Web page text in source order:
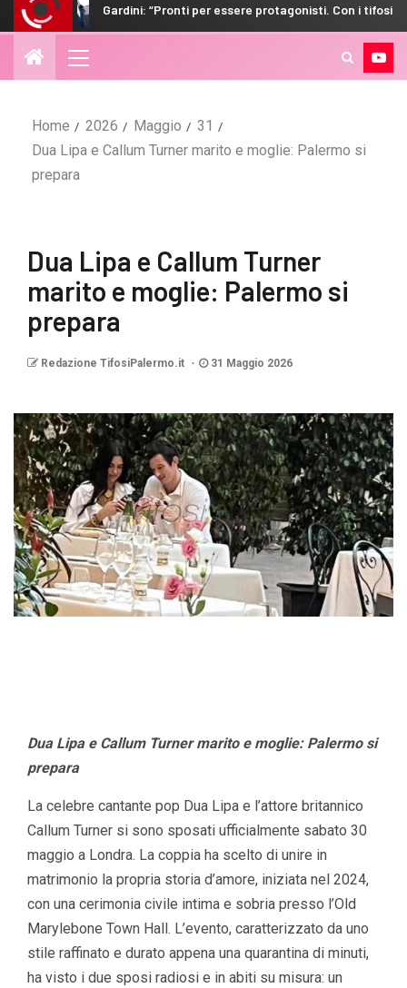
Gardini: “Pronti per essere protagonisti. Con i tifosi nulla è
Home 2026 Maggio
31
Dua Lipa e Callum Turner marito e moglie: Palermo si
prepara
Dua Lipa e Callum Turner
marito e moglie: Palermo si
prepara
Redazione TifosiPalermo.it 31 Maggio 2026
Dua Lipa e Callum Turner marito e moglie: Palermo si
prepara
La celebre cantante pop Dua Lipa e l’attore britannico
Callum Turner si sono sposati ufficialmente sabato 30
maggio a Londra. La coppia ha scelto di unire in
matrimonio la propria storia d’amore, iniziata nel 2024,
con una cerimonia civile intima e sobria presso l’Old
Marylebone Town Hall. L’evento, caratterizzato da uno
stile raffinato e durato appena una quarantina di minuti,
ha visto i due sposi radiosi e in abiti su misura: un